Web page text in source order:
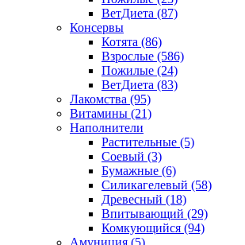
ВетДиета (87)
Консервы
Котята (86)
Взрослые (586)
Пожилые (24)
ВетДиета (83)
Лакомства (95)
Витамины (21)
Наполнители
Растительные (5)
Соевый (3)
Бумажные (6)
Силикагелевый (58)
Древесный (18)
Впитывающий (29)
Комкующийся (94)
Амуниция (5)